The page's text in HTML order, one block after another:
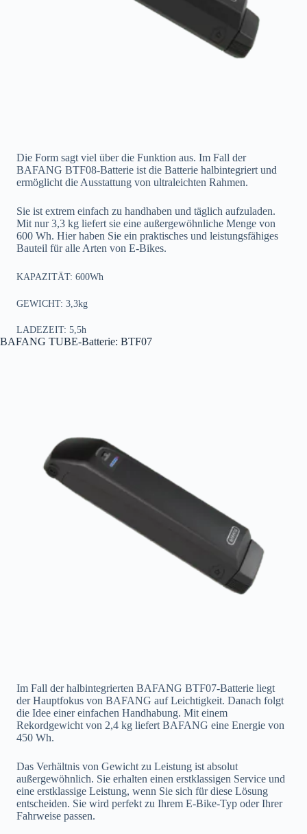
Die Form sagt viel über die Funktion aus. Im Fall der
BAFANG BTF08-Batterie ist die Batterie halbintegriert und
ermöglicht die Ausstattung von ultraleichten Rahmen.
Sie ist extrem einfach zu handhaben und täglich aufzuladen.
Mit nur 3,3 kg liefert sie eine außergewöhnliche Menge von
600 Wh. Hier haben Sie ein praktisches und leistungsfähiges
Bauteil für alle Arten von E-Bikes.
KAPAZITÄT: 600Wh
GEWICHT: 3,3kg
LADEZEIT: 5,5h
BAFANG TUBE-Batterie: BTF07
Im Fall der halbintegrierten BAFANG BTF07-Batterie liegt
der Hauptfokus von BAFANG auf Leichtigkeit. Danach folgt
die Idee einer einfachen Handhabung. Mit einem
Rekordgewicht von 2,4 kg liefert BAFANG eine Energie von
450 Wh.
Das Verhältnis von Gewicht zu Leistung ist absolut
außergewöhnlich. Sie erhalten einen erstklassigen Service und
eine erstklassige Leistung, wenn Sie sich für diese Lösung
entscheiden. Sie wird perfekt zu Ihrem E-Bike-Typ oder Ihrer
Fahrweise passen.